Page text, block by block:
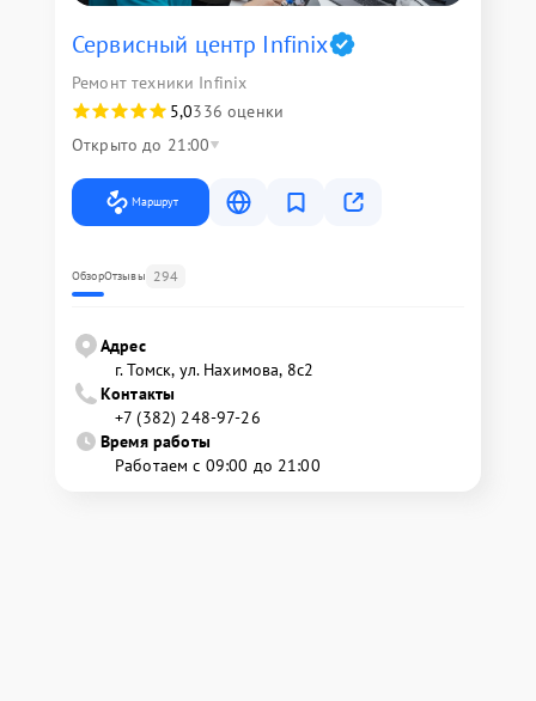
Сервисный центр Infinix
Ремонт техники Infinix
5,0336 оценки
Открыто до 21:00
Маршрут
ОбзорОтзывы 294
Адрес
г. Томск, ул. Нахимова, 8с2
Контакты
+7 (382) 248-97-26
Время работы
Работаем с 09:00 до 21:00